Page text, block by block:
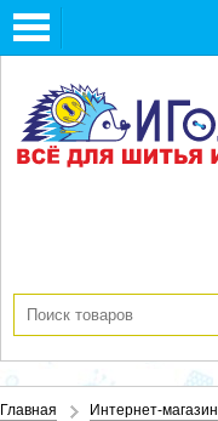
Toggle
navigation
Главная Интернет-магазин